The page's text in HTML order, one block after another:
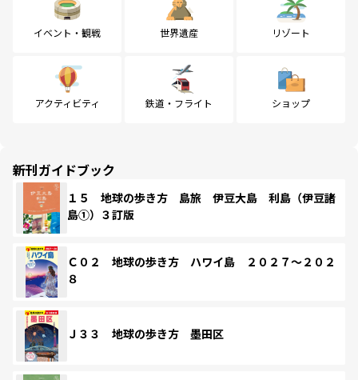
イベント・観戦 世界遺産 リゾート
アクティビティ 鉄道・フライト ショップ
新刊ガイドブック
１５ 地球の歩き方 島旅 伊豆大島 利島（伊豆諸
島①）３訂版
Ｃ０２ 地球の歩き方 ハワイ島 ２０２７～２０２
８
Ｊ３３ 地球の歩き方 墨田区